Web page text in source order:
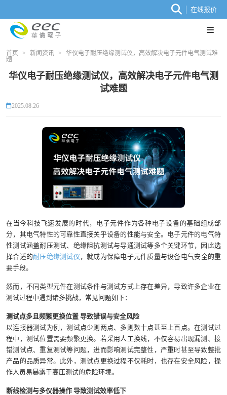
在线报价
首页 > 新闻资讯 >
华仪电子耐压绝缘测试仪，高效解决电子元件电气测试难
题
华仪电子耐压绝缘测试仪，高效解决电子元件电气测
试难题
2025.08.26
在当今科技飞速发展的时代，电子元件作为各种电子设备的基础组成部
分，其电气特性的可靠性直接关乎设备的性能与安全。电子元件的电气特
性测试涵盖耐压测试、绝缘阻抗测试与导通测试等多个关键环节，因此选
择合适的耐压绝缘测试仪 ，就成为保障电子元件质量与设备电气安全的重
要手段。
然而，不同类型元件在测试条件与测试方式上存在差异，导致许多企业在
测试过程中遇到诸多挑战，常见问题如下：
测试点多且频繁更换位置 导致错误与安全风险
以连接器测试为例，测试点少则两点、多则数十点甚至上百点。在测试过
程中，测试位置需要频繁更换。若采用人工换线，不仅容易出现漏测、接
错测试点、重复测试等问题，进而影响测试完整性，严重时甚至导致整批
产品的品质异常。此外，测试点更换过程不仅耗时，也存在安全风险，操
作人员易暴露于高压测试的危险环境。
断线检测与多仪器操作 导致测试效率低下